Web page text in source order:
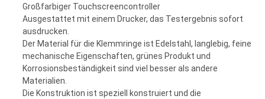
Großfarbiger Touchscreencontroller
Ausgestattet mit einem Drucker, das Testergebnis sofort
ausdrucken.
Der Material für die Klemmringe ist Edelstahl, langlebig, feine
mechanische Eigenschaften, grünes Produkt und
Korrosionsbeständigkeit sind viel besser als andere
Materialien.
Die Konstruktion ist speziell konstruiert und die